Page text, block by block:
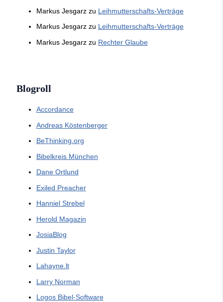
Markus Jesgarzzu Leihmutterschafts-Verträge
Markus Jesgarzzu Leihmutterschafts-Verträge
Markus Jesgarzzu Rechter Glaube
Blogroll
Accordance
Andreas Köstenberger
BeThinking.org
Bibelkreis München
Dane Ortlund
Exiled Preacher
Hanniel Strebel
Herold Magazin
JosiaBlog
Justin Taylor
Lahayne.lt
Larry Norman
Logos Bibel-Software